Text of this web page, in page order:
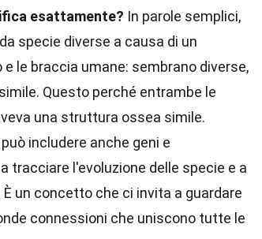
esattamente? In parole semplici,
specie diverse a causa di un
le braccia umane: sembrano diverse,
Questo perché entrambe le
una struttura ossea simile.
includere anche geni e
tracciare l'evoluzione delle specie e a
un concetto che ci invita a guardare
connessioni che uniscono tutte le